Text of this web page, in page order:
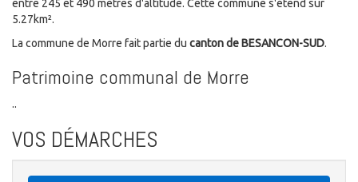
entre 245 et 490 mètres d'altitude. Cette commune s'étend sur
5.27km².
La commune de Morre fait partie du canton de BESANCON-SUD.
Patrimoine communal de Morre
..
VOS DÉMARCHES